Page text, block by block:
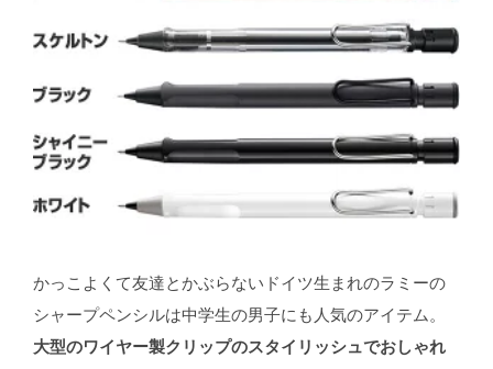
かっこよくて友達とかぶらないドイツ生まれのラミーの
シャープペンシルは中学生の男子にも人気のアイテム。
大型のワイヤー製クリップのスタイリッシュでおしゃれ